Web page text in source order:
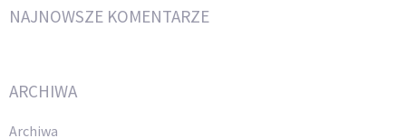
NAJNOWSZE KOMENTARZE
ARCHIWA
Archiwa